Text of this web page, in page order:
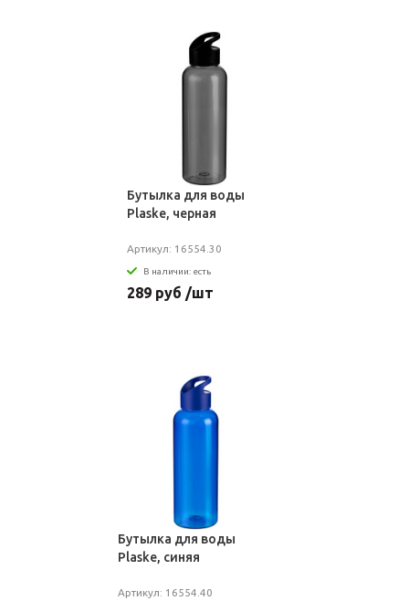
Бутылка для воды
Plaske, черная
Артикул: 16554.30
В наличии: есть
289 руб /шт
Бутылка для воды
Plaske, синяя
Артикул: 16554.40